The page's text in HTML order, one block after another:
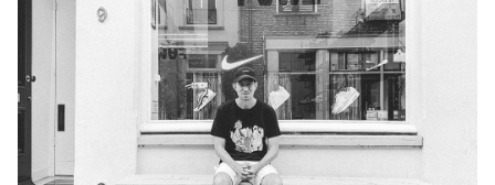
Baroniepoorten
Inloggen